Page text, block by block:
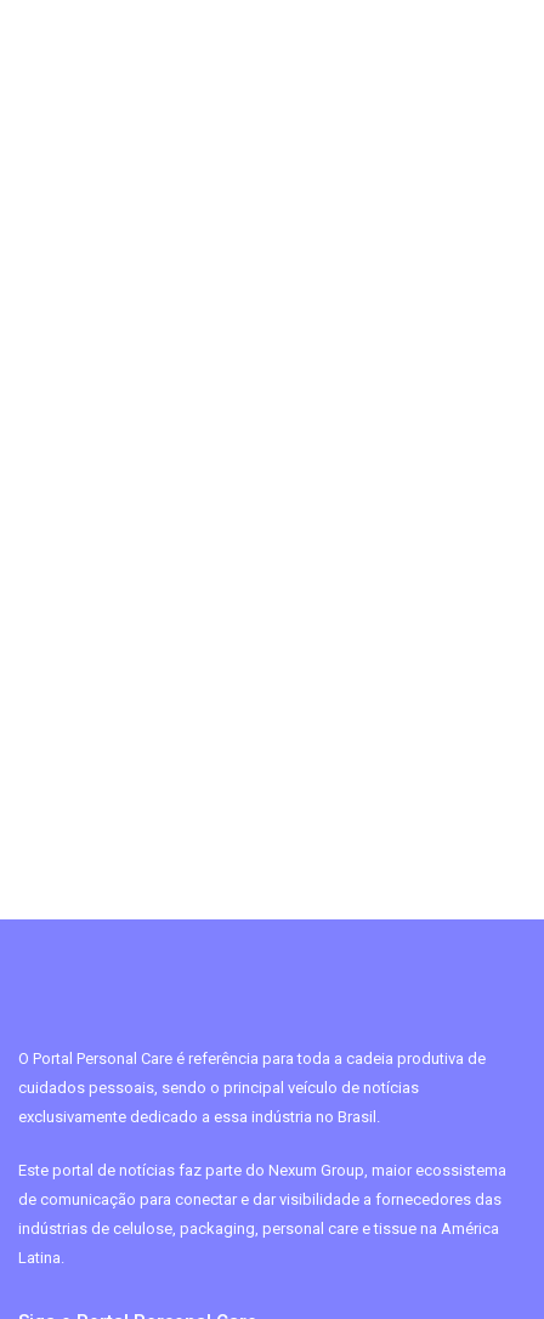
O Portal Personal Care é referência para toda a cadeia produtiva de
cuidados pessoais, sendo o principal veículo de notícias
exclusivamente dedicado a essa indústria no Brasil.
Este portal de notícias faz parte do Nexum Group, maior ecossistema
de comunicação para conectar e dar visibilidade a fornecedores das
indústrias de celulose, packaging, personal care e tissue na América
Latina.